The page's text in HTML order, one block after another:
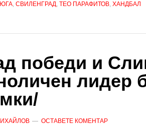
, СВИЛЕНГРАД, ТЕО ПАРАФИТОВ, ХАНДБАЛ
победи и
лидер
ОСТАВЕТЕ КОМЕНТАР